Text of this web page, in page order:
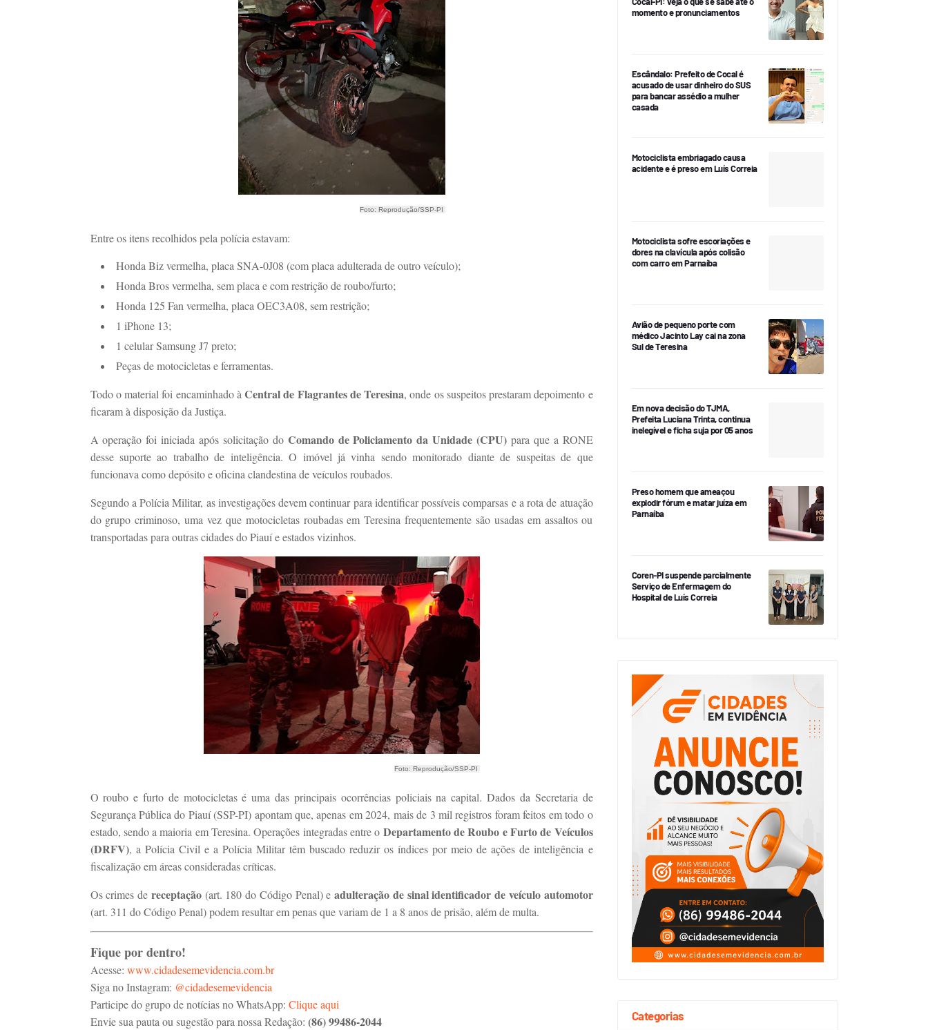
Foto: Reprodução/SSP-PI
Entre os itens recolhidos pela polícia estavam:
Honda Biz vermelha, placa SNA-0J08 (com placa adulterada de outro veículo);
Honda Bros vermelha, sem placa e com restrição de roubo/furto;
Honda 125 Fan vermelha, placa OEC3A08, sem restrição;
1 iPhone 13;
1 celular Samsung J7 preto;
Peças de motocicletas e ferramentas.
Todo o material foi encaminhado à Central de Flagrantes de Teresina, onde os suspeitos prestaram depoimento e
ficaram à disposição da Justiça.
A operação foi iniciada após solicitação do Comando de Policiamento da Unidade (CPU) para que a RONE
desse suporte ao trabalho de inteligência. O imóvel já vinha sendo monitorado diante de suspeitas de que
funcionava como depósito e oficina clandestina de veículos roubados.
Segundo a Polícia Militar, as investigações devem continuar para identificar possíveis comparsas e a rota de atuação
do grupo criminoso, uma vez que motocicletas roubadas em Teresina frequentemente são usadas em assaltos ou
transportadas para outras cidades do Piauí e estados vizinhos.
Foto: Reprodução/SSP-PI
O roubo e furto de motocicletas é uma das principais ocorrências policiais na capital. Dados da Secretaria de
Segurança Pública do Piauí (SSP-PI) apontam que, apenas em 2024, mais de 3 mil registros foram feitos em todo o
estado, sendo a maioria em Teresina. Operações integradas entre o Departamento de Roubo e Furto de Veículos
(DRFV), a Polícia Civil e a Polícia Militar têm buscado reduzir os índices por meio de ações de inteligência e
fiscalização em áreas consideradas críticas.
Os crimes de receptação(art. 180 do Código Penal) e adulteração de sinal identificador de veículo automotor
(art. 311 do Código Penal) podem resultar em penas que variam de 1 a 8 anos de prisão, além de multa.
Fique por dentro!
Acesse: www.cidadesemevidencia.com.br
Siga no Instagram: @cidadesemevidencia
Participe do grupo de notícias no WhatsApp: Clique aqui
Envie sua pauta ou sugestão para nossa Redação: (86) 99486-2044
momento e pronunciamentos
Escândalo: Prefeito de Cocal é
acusado de usar dinheiro do SUS
para bancar assédio a mulher
casada
Motociclista embriagado causa
acidente e é preso em Luís Correia
Motociclista sofre escoriações e
dores na clavícula após colisão
com carro em Parnaíba
Avião de pequeno porte com
médico Jacinto Lay cai na zona
Sul de Teresina
Em nova decisão do TJMA,
Prefeita Luciana Trinta, continua
inelegível e ficha suja por 05 anos
Preso homem que ameaçou
explodir fórum e matar juíza em
Parnaíba
Coren-PI suspende parcialmente
Serviço de Enfermagem do
Hospital de Luís Correia
Categorias